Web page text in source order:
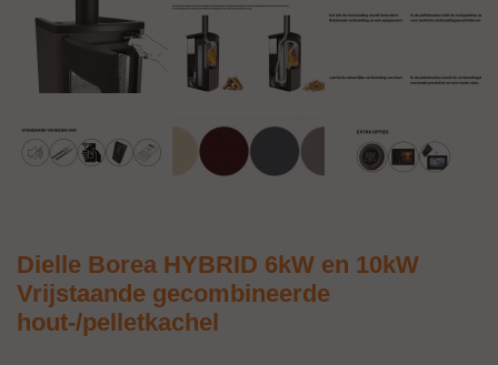
Dielle Borea HYBRID 6kW en 10kW
Vrijstaande gecombineerde
hout-/pelletkachel